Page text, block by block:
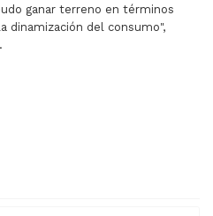
ganar terreno en términos
dinamización del consumo",